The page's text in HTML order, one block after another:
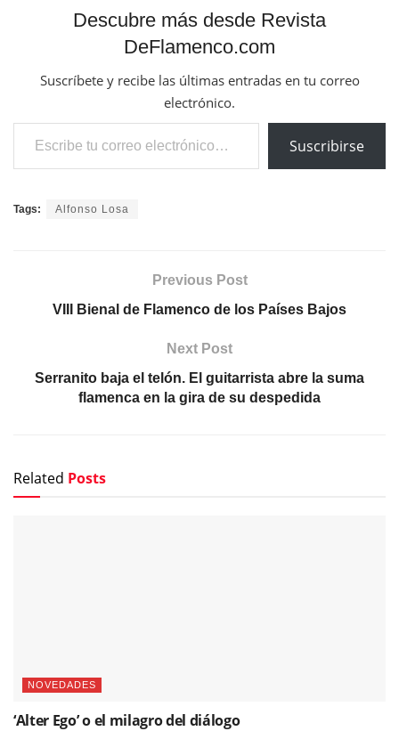
Descubre más desde Revista
DeFlamenco.com
Suscríbete y recibe las últimas entradas en tu correo
electrónico.
Escribe tu correo electrónico…
Suscribirse
Tags: Alfonso Losa
Previous Post
VIII Bienal de Flamenco de los Países Bajos
Next Post
Serranito baja el telón. El guitarrista abre la suma
flamenca en la gira de su despedida
Related Posts
NOVEDADES
‘Alter Ego’ o el milagro del diálogo